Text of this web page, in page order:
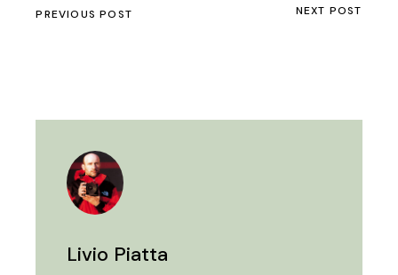
PREVIOUS POST NEXT POST
Livio Piatta